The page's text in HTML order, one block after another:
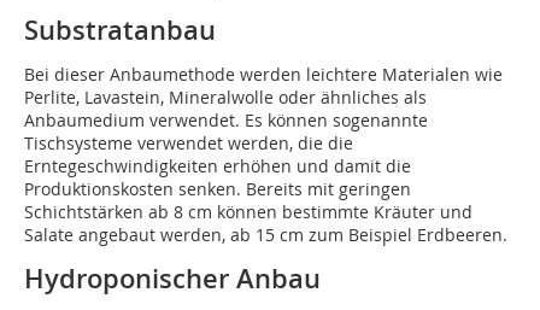
Substratanbau
Bei dieser Anbaumethode werden leichtere Materialen wie
Perlite, Lavastein, Mineralwolle oder ähnliches als
Anbaumedium verwendet. Es können sogenannte
Tischsysteme verwendet werden, die die
Erntegeschwindigkeiten erhöhen und damit die
Produktionskosten senken. Bereits mit geringen
Schichtstärken ab 8 cm können bestimmte Kräuter und
Salate angebaut werden, ab 15 cm zum Beispiel Erdbeeren.
Hydroponischer Anbau